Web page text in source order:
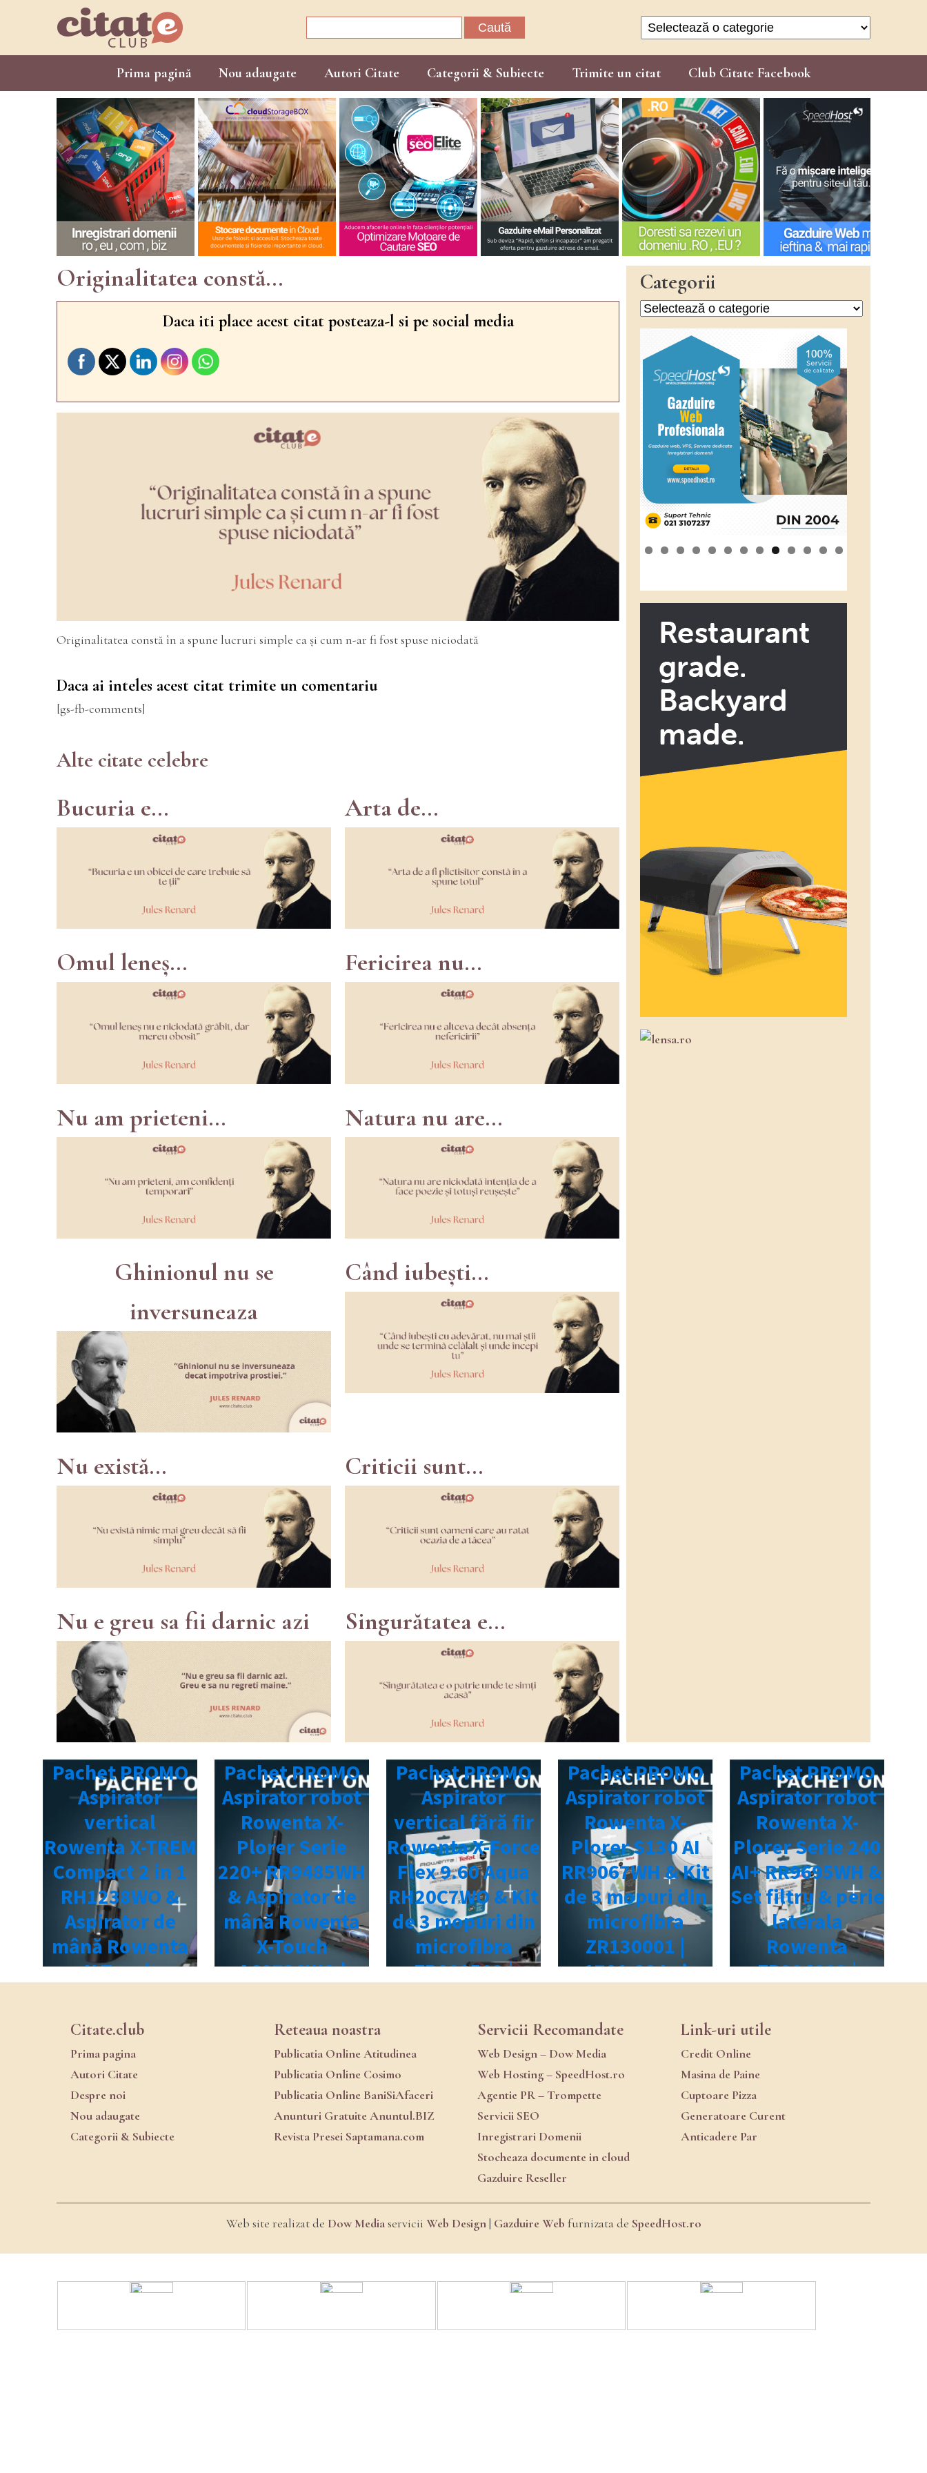
Categorii
Prima pagină Nou adaugate Autori Citate Categorii & Subiecte Trimite un citat Club Citate Facebook
Originalitatea constă...
Daca iti place acest citat posteaza-l si pe social media
Originalitatea constă în a spune lucruri simple ca și cum n-ar fi fost spuse niciodată
Daca ai inteles acest citat trimite un comentariu
[gs-fb-comments]
Alte citate celebre
Bucuria e... Arta de...
Omul leneș... Fericirea nu...
Nu am prieteni... Natura nu are...
Ghinionul nu se
inversuneaza
Când iubești...
Nu există... Criticii sunt...
Nu e greu sa fii darnic azi Singurătatea e...
Categorii
Categorii
Citate.club
Prima pagina
Autori Citate
Despre noi
Nou adaugate
Categorii & Subiecte
Reteaua noastra
Publicatia Online Atitudinea
Publicatia Online Cosimo
Publicatia Online BaniSiAfaceri
Anunturi Gratuite Anuntul.BIZ
Revista Presei Saptamana.com
Servicii Recomandate
Web Design – Dow Media
Web Hosting – SpeedHost.ro
Agentie PR – Trompette
Servicii SEO
Inregistrari Domenii
Stocheaza documente in cloud
Gazduire Reseller
Link-uri utile
Credit Online
Masina de Paine
Cuptoare Pizza
Generatoare Curent
Anticadere Par
Web site realizat de Dow Mediaservicii Web Design| Gazduire Web furnizata de SpeedHost.ro